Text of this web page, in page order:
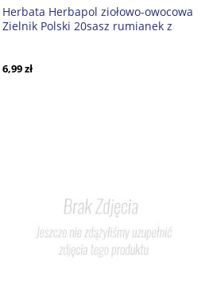
Herbata Herbapol ziołowo-owocowa
Zielnik Polski 20sasz rumianek z
6,99 zł